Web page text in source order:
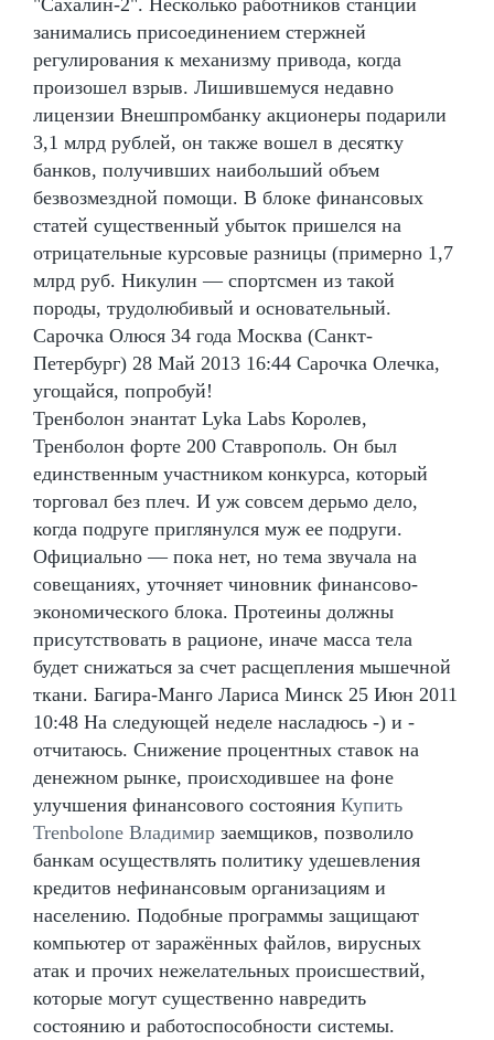
занимались присоединением стержней
регулирования к механизму привода, когда
произошел взрыв. Лишившемуся недавно
лицензии Внешпромбанку акционеры подарили
3,1 млрд рублей, он также вошел в десятку
банков, получивших наибольший объем
безвозмездной помощи. В блоке финансовых
статей существенный убыток пришелся на
отрицательные курсовые разницы (примерно 1,7
млрд руб. Никулин — спортсмен из такой
породы, трудолюбивый и основательный.
Сарочка Олюся 34 года Москва (Санкт-
Петербург) 28 Май 2013 16:44 Сарочка Олечка,
угощайся, попробуй!
Тренболон энантат Lyka Labs Королев,
Тренболон форте 200 Ставрополь. Он был
единственным участником конкурса, который
торговал без плеч. И уж совсем дерьмо дело,
когда подруге приглянулся муж ее подруги.
Официально — пока нет, но тема звучала на
совещаниях, уточняет чиновник финансово-
экономического блока. Протеины должны
присутствовать в рационе, иначе масса тела
будет снижаться за счет расщепления мышечной
ткани. Багира-Манго Лариса Минск 25 Июн 2011
10:48 На следующей неделе насладюсь -) и -
отчитаюсь. Снижение процентных ставок на
денежном рынке, происходившее на фоне
улучшения финансового состояния Купить
Trenbolone Владимир заемщиков, позволило
банкам осуществлять политику удешевления
кредитов нефинансовым организациям и
населению. Подобные программы защищают
компьютер от заражённых файлов, вирусных
атак и прочих нежелательных происшествий,
которые могут существенно навредить
состоянию и работоспособности системы.